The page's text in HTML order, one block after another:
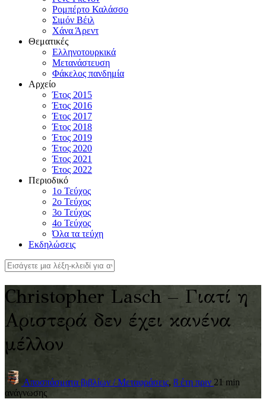
Ρομπέρτο Καλάσσο
Σιμόν Βέιλ
Χάνα Άρεντ
Θεματικές
Ελληνοτουρκικά
Μετανάστευση
Φάκελος πανδημία
Αρχείο
Έτος 2015
Έτος 2016
Έτος 2017
Έτος 2018
Έτος 2019
Έτος 2020
Έτος 2021
Έτος 2022
Περιοδικό
1ο Τεύχος
2ο Τεύχος
3ο Τεύχος
4o Τεύχος
Όλα τα τεύχη
Εκδηλώσεις
Christopher Lasch – Γιατί η
Αριστερά δεν έχει κανένα
μέλλον
Αποσπάσματα βιβλίων / Μεταφράσεις, 8 έτη πριν 21 min
ανάγνωσης